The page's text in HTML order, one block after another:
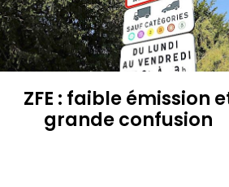
ZFE : faible émission
grande confusion